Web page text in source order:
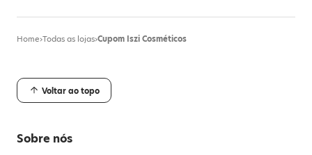
Home›Todas as lojas›Cupom Iszi Cosméticos
Voltar ao topo
Sobre nós